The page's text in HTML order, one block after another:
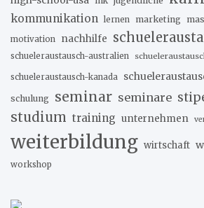
kommunikation lernen marketing
motivation nachhilfe
schueleraustausch-australien
schueleraustausch-kanada
schulung seminar seminare
studium training unternehmen
weiterbildung wirtschaft
workshop